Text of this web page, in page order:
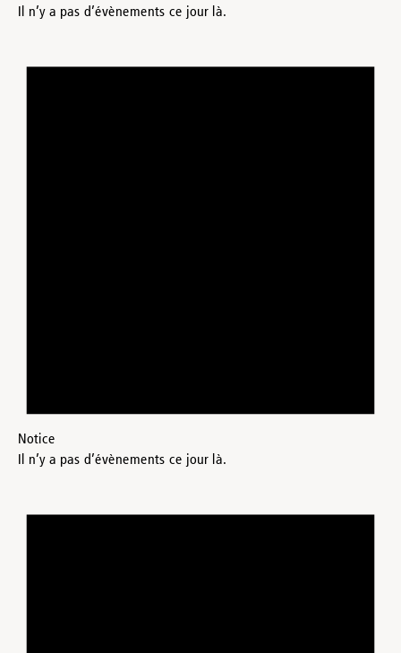
Il n’y a pas d’évènements ce jour là.
Notice
Il n’y a pas d’évènements ce jour là.